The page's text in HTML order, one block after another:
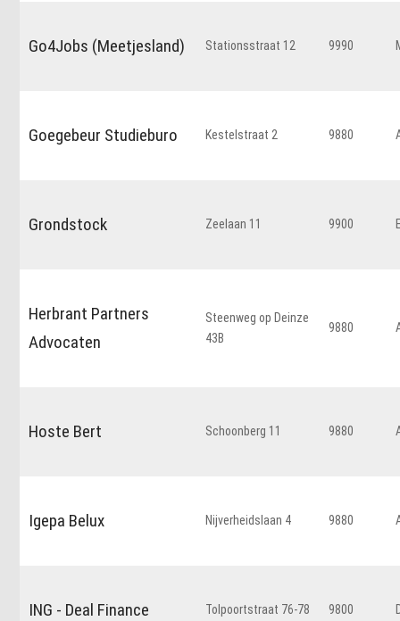
Go4Jobs (Meetjesland) Stationsstraat 12 9990
Goegebeur Studieburo Kestelstraat 2 9880
Grondstock Zeelaan 11 9900
Herbrant Partners
Advocaten
Steenweg op Deinze
43B
9880
Hoste Bert Schoonberg 11 9880
Igepa Belux Nijverheidslaan 4 9880
ING - Deal Finance Tolpoortstraat 76-78 9800